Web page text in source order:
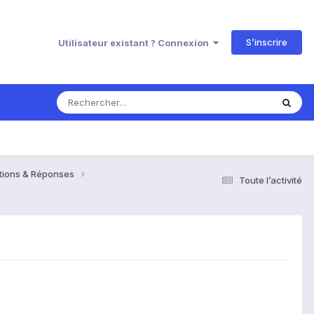
Utilisateur existant ? Connexion S’inscrire
Toute l’activité
& Réponses